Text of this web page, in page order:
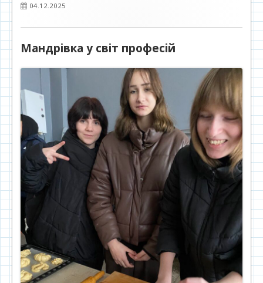
Опубліковано
04.12.2025
Мандрівка у світ професій